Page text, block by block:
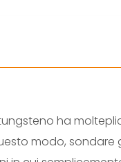
in tungsteno ha
modo,